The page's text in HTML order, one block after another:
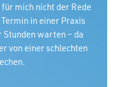
mich nicht der Rede
in einer Praxis
Stunden warten – da
von einer schlechten